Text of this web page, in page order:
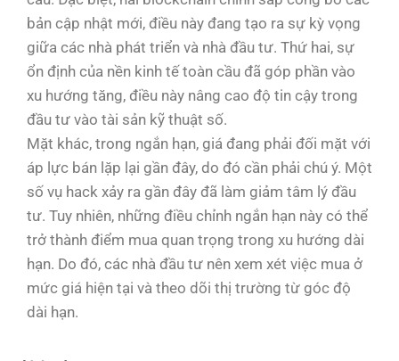
bản cập nhật mới, điều này đang tạo ra sự kỳ vọng
giữa các nhà phát triển và nhà đầu tư. Thứ hai, sự
ổn định của nền kinh tế toàn cầu đã góp phần vào
xu hướng tăng, điều này nâng cao độ tin cậy trong
đầu tư vào tài sản kỹ thuật số.
Mặt khác, trong ngắn hạn, giá đang phải đối mặt với
áp lực bán lặp lại gần đây, do đó cần phải chú ý. Một
số vụ hack xảy ra gần đây đã làm giảm tâm lý đầu
tư. Tuy nhiên, những điều chỉnh ngắn hạn này có thể
trở thành điểm mua quan trọng trong xu hướng dài
hạn. Do đó, các nhà đầu tư nên xem xét việc mua ở
mức giá hiện tại và theo dõi thị trường từ góc độ
dài hạn.